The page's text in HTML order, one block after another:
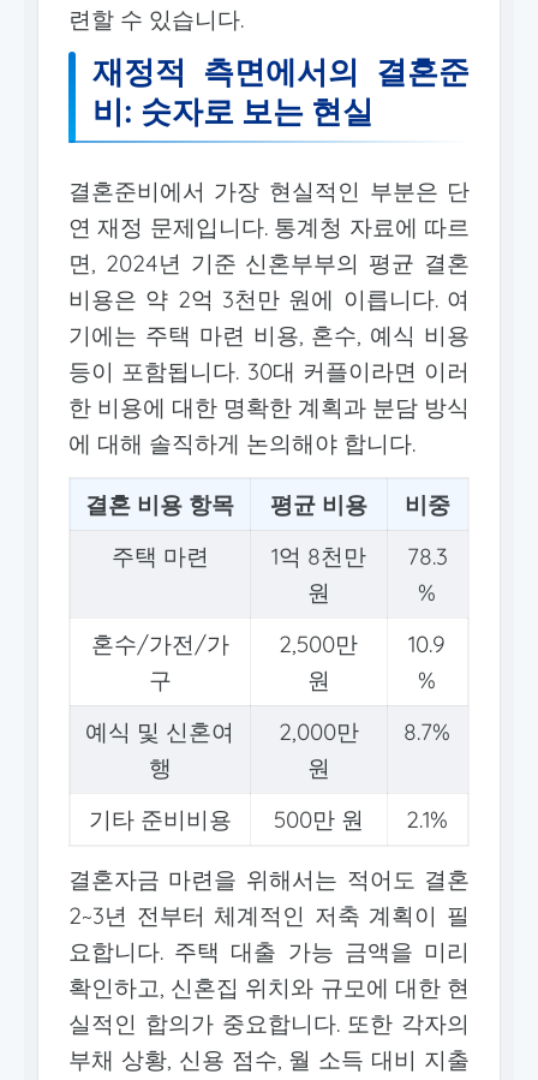
련할 수 있습니다.
재정적 측면에서의 결혼준
비: 숫자로 보는 현실
결혼준비에서 가장 현실적인 부분은 단
연 재정 문제입니다. 통계청 자료에 따르
면, 2024년 기준 신혼부부의 평균 결혼
비용은 약 2억 3천만 원에 이릅니다. 여
기에는 주택 마련 비용, 혼수, 예식 비용
등이 포함됩니다. 30대 커플이라면 이러
한 비용에 대한 명확한 계획과 분담 방식
에 대해 솔직하게 논의해야 합니다.
결혼 비용 항목 평균 비용
비중
주택 마련
1억 8천만
원
78.3
%
혼수/가전/가
구
2,500만
원
10.9
%
예식 및 신혼여
행
2,000만
원
8.7%
기타 준비비용 500만 원 2.1%
결혼자금 마련을 위해서는 적어도 결혼
2~3년 전부터 체계적인 저축 계획이 필
요합니다. 주택 대출 가능 금액을 미리
확인하고, 신혼집 위치와 규모에 대한 현
실적인 합의가 중요합니다. 또한 각자의
부채 상황, 신용 점수, 월 소득 대비 지출